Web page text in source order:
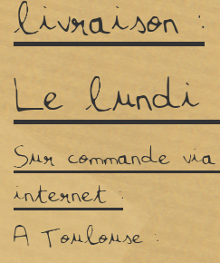
livraison :
Le lundi
Sur commande
internet :
A Toulouse :